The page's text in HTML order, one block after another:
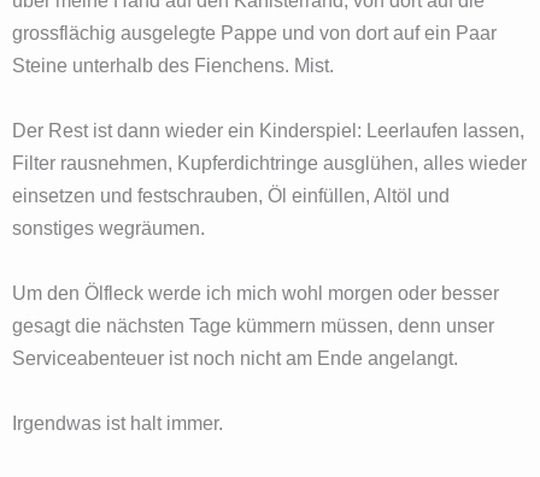
grossflächig ausgelegte Pappe und von dort auf ein Paar
Steine unterhalb des Fienchens. Mist.
Der Rest ist dann wieder ein Kinderspiel: Leerlaufen lassen,
Filter rausnehmen, Kupferdichtringe ausglühen, alles wieder
einsetzen und festschrauben, Öl einfüllen, Altöl und
sonstiges wegräumen.
Um den Ölfleck werde ich mich wohl morgen oder besser
gesagt die nächsten Tage kümmern müssen, denn unser
Serviceabenteuer ist noch nicht am Ende angelangt.
Irgendwas ist halt immer.